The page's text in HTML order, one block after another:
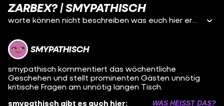
ZARBEX? | SMYPATHISCH
worte können nicht beschreiben was euch hier erwartet. wir reden über die themen, die streamer eben so mitbringen: wichse, pisse und steuervorauszahlungen. zarbex ist am langen tisch und wir haben großen spaß, vor allem ich, wenn ich seine alten songs von früher analysieren darf. wir sprechen ausserdem über die polizei, seine beziehung zu julia und seine liebe zu geld. ich habe über mich gelernt, dass ich mir noch vieles von ihm abgucken kann. habt ihr schonmal ein stofftier gef***t? schreibts in die kommentare :)
SMYPATHISCH
smypathisch kommentiert das wöchentliche
Geschehen und stellt prominenten Gästen unnötig
kritische Fragen am unnötig langen Tisch.
smypathisch gibt es auch hier:
WAS HEISST DAS?